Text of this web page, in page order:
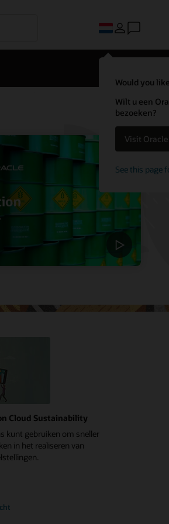
Would you
Wilt u een
bezoeken?
Visit
See this page
Cloud Sustainability
kunt gebruiken om sneller
in het realiseren van